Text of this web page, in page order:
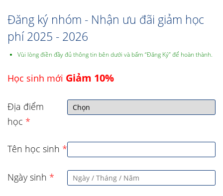
Đăng ký nhóm - Nhận ưu đãi giảm học
phí 2025 - 2026
Vùi lòng điền đầy đủ thông tin bên dưới và bấm “Đăng Ký” để hoàn thành.
Học sinh mới Giảm 10%
Địa điểm
học *
Tên học sinh *
Ngày sinh *